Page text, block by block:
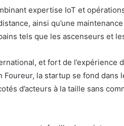
expertise IoT et
ainsi qu’une
tels que les ascenseurs et
et fort de
Foureur, la startup se fond dans
d’acteurs à la taille sans